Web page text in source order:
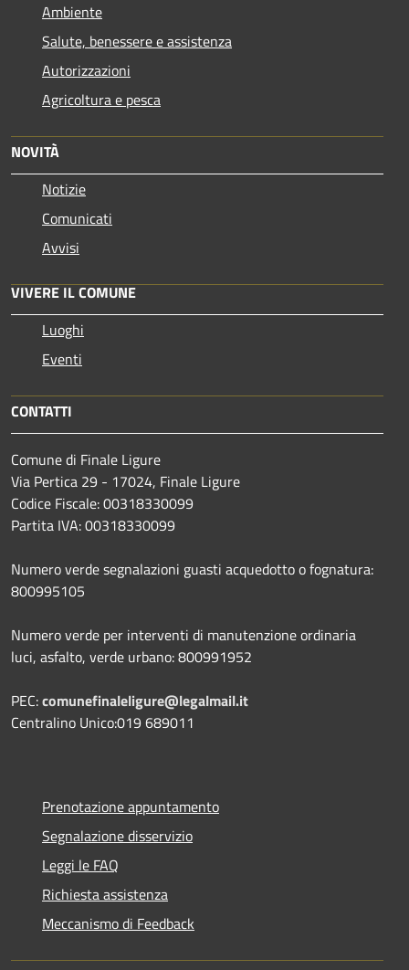
Ambiente
Salute, benessere e assistenza
Autorizzazioni
Agricoltura e pesca
NOVITÀ
Notizie
Comunicati
Avvisi
VIVERE IL COMUNE
Luoghi
Eventi
CONTATTI
Comune di Finale Ligure
Via Pertica 29 - 17024, Finale Ligure
Codice Fiscale: 00318330099
Partita IVA: 00318330099
Numero verde segnalazioni guasti acquedotto o fognatura:
800995105
Numero verde per interventi di manutenzione ordinaria
luci, asfalto, verde urbano: 800991952
PEC:comunefinaleligure@legalmail.it
Centralino Unico:019 689011
Prenotazione appuntamento
Segnalazione disservizio
Leggi le FAQ
Richiesta assistenza
Meccanismo di Feedback